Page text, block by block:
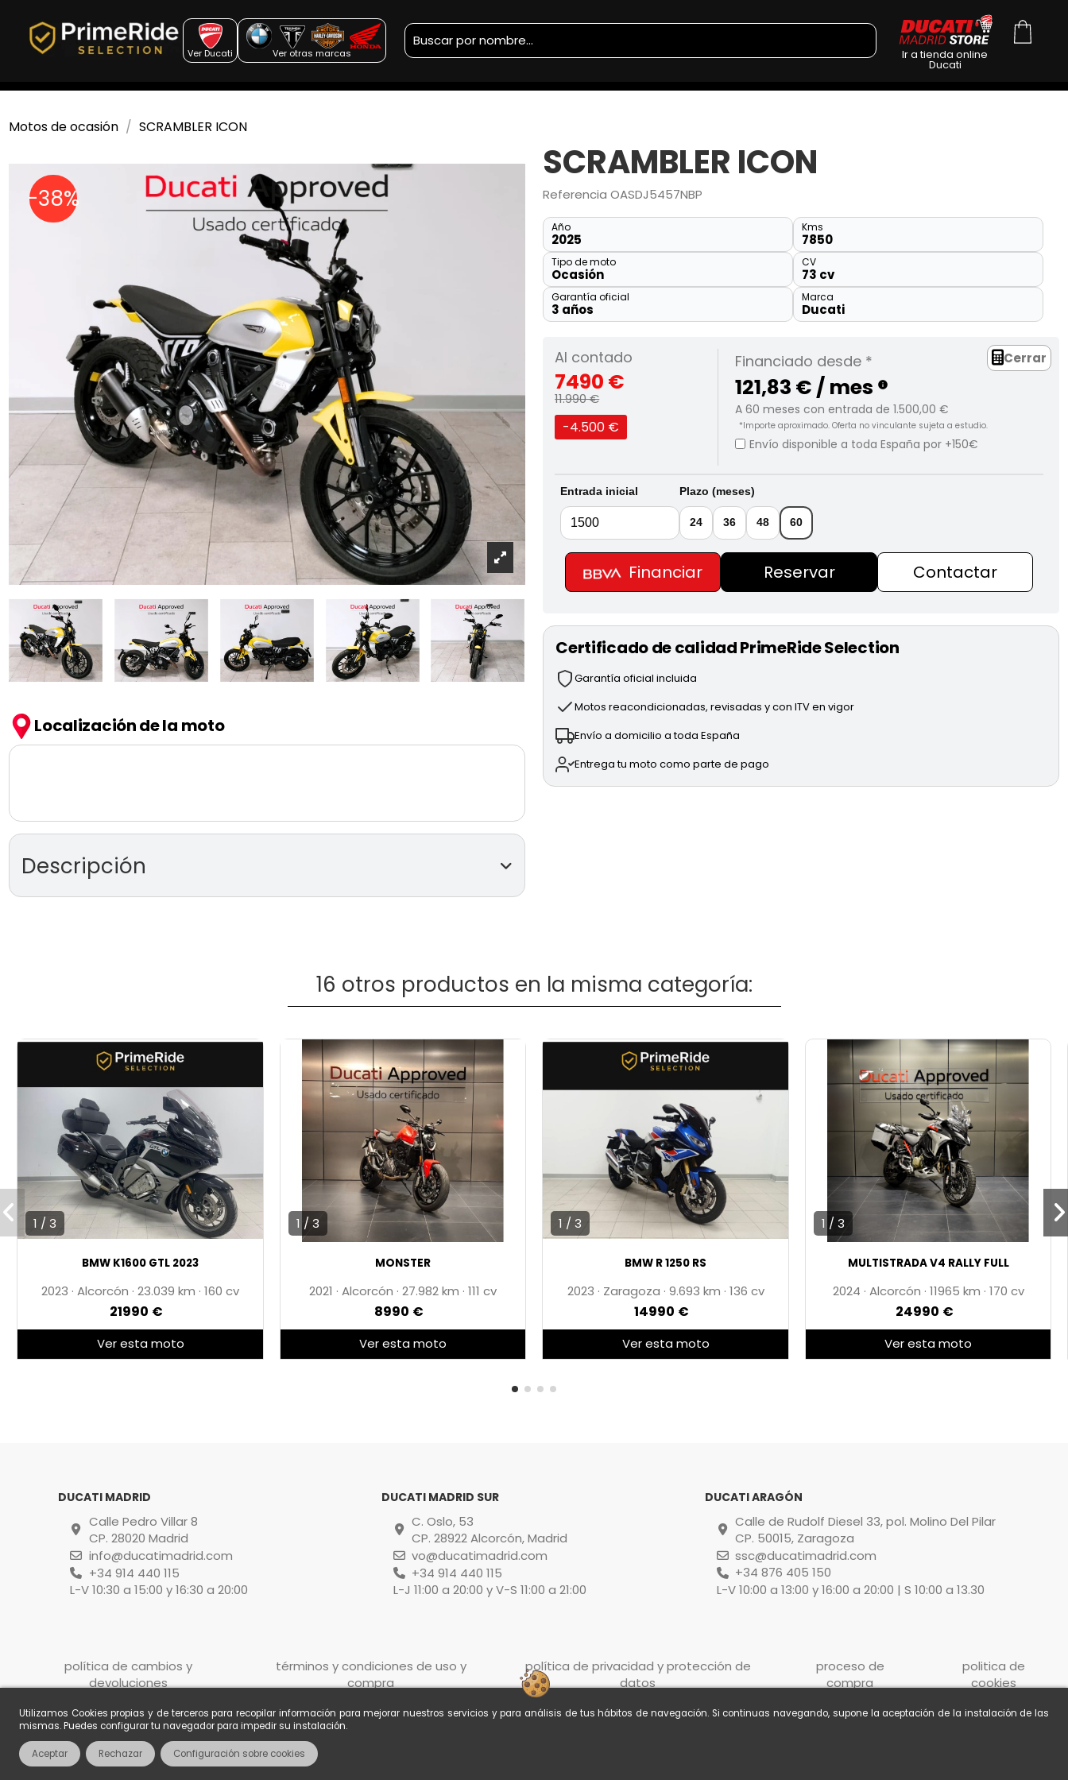
Utilizamos Cookies propias y de terceros para recopilar información para mejorar nuestros servicios y para análisis de tus hábitos de navegación. Si continuas navegando, supone la aceptación de la instalación de las
mismas. Puedes configurar tu navegador para impedir su instalación.
Aceptar Rechazar Configuración sobre cookies
Ver Ducati Ver otras marcas Ir a tienda online
Ducati
Motos de ocasión SCRAMBLER ICON
-38%
Localización de la moto
Descripción
Mono-amortiguador Kayaba ajustable en precarga.
Disco semiflotante de Ø330 mm con pinzas Brembo y ABS Bosch Cornering.
* ENVÍO DISPONIBLE
* 3 AÑOS DE GARANTÍA
* PRECIO ANUNCIADO AL CONTADO
SCRAMBLER ICON
Referencia OASDJ5457NBP
Año
2025
Kms
7850
Tipo de moto
Ocasión
CV
73 cv
Garantía oficial
3 años
Marca
Ducati
Al contado
7490 €
11.990 €
-4.500 €
Financiado desde *
121,83 € / mes info
A 60 meses con entrada de 1.500,00 €
*Importe aproximado. Oferta no vinculante sujeta a estudio.
Envío disponible a toda España por +150€
Cerrar
Entrada inicial Plazo (meses)
24 36 48 60
Financiar Reservar Contactar
Certificado de calidad PrimeRide Selection
Garantía oficial incluida
Motos reacondicionadas, revisadas y con ITV en vigor
Envío a domicilio a toda España
Entrega tu moto como parte de pago
16 otros productos en la misma categoría:
1 / 3
BMW K1600 GTL 2023
2023 · Alcorcón · 23.039 · 160 cv
21990 €
Ver esta moto
1 / 3
MONSTER
2021 · Alcorcón · 27.982 · 111 cv
8990 €
Ver esta moto
1 / 3
BMW R 1250 RS
2023 · Zaragoza · 9.693 · 136 cv
14990 €
Ver esta moto
1 / 3
MULTISTRADA V4 RALLY FULL
2024 · Alcorcón · 11965 · 170 cv
24990 €
Ver esta moto
DUCATI MADRID
Calle Pedro Villar 8
CP. 28020 Madrid
info@ducatimadrid.com
+34 914 440 115
L-V 10:30 a 15:00 y 16:30 a 20:00
DUCATI MADRID SUR
C. Oslo, 53
CP. 28922 Alcorcón, Madrid
vo@ducatimadrid.com
+34 914 440 115
L-J 11:00 a 20:00 y V-S 11:00 a 21:00
DUCATI ARAGÓN
Calle de Rudolf Diesel 33, pol. Molino Del Pilar
CP. 50015, Zaragoza
ssc@ducatimadrid.com
+34 876 405 150
L-V 10:00 a 13:00 y 16:00 a 20:00 | S 10:00 a 13.30
política de cambios y
devoluciones
términos y condiciones de uso y
compra
política de privacidad y protección de
datos
proceso de
compra
politica de
cookies